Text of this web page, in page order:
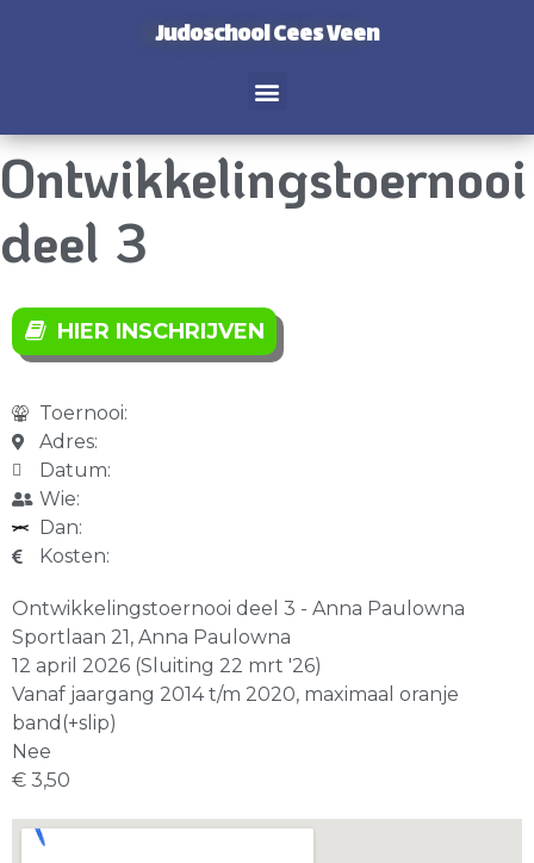
Judoschool Cees Veen
Ontwikkelingstoernooi
deel 3
HIER INSCHRIJVEN
Toernooi:
Adres:
Datum:
Wie:
Dan:
Kosten:
Ontwikkelingstoernooi deel 3 - Anna Paulowna
Sportlaan 21, Anna Paulowna
12 april 2026 (Sluiting 22 mrt '26)
Vanaf jaargang 2014 t/m 2020, maximaal oranje
band(+slip)
Nee
€ 3,50